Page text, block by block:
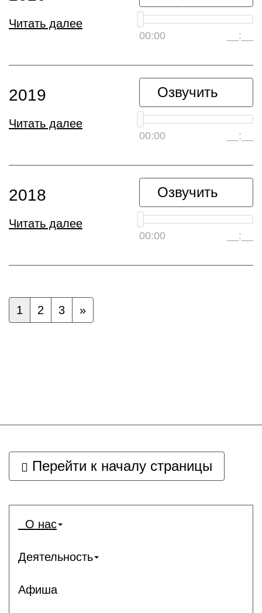
00:00 __:__
Читать далее
Озвучить
00:00 __:__
2019
Читать далее
Озвучить
00:00 __:__
2018
Читать далее
1 2 3 »
Перейти к началу страницы
О нас
Деятельность
Афиша